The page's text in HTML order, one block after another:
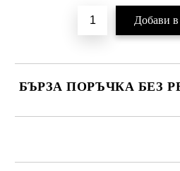
БЪРЗА ПОРЪЧКА БЕЗ